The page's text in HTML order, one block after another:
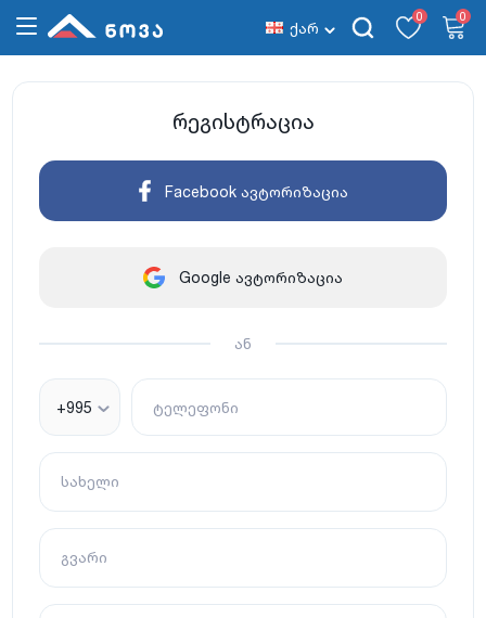
ქარ
0 0
რეგისტრაცია
Facebook ავტორიზაცია
Google ავტორიზაცია
ან
+995 ტელეფონი
სახელი
გვარი